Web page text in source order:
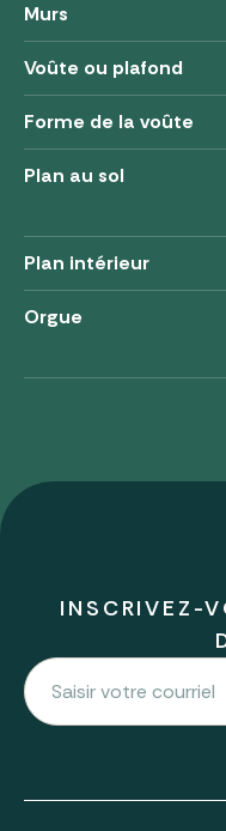
Murs
Voûte ou plafond
Forme de la voûte
Plan au sol
Plan intérieur
Orgue
INSCRIVEZ-